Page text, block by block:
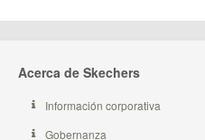
Acerca de Skechers
Información corporativa
Gobernanza